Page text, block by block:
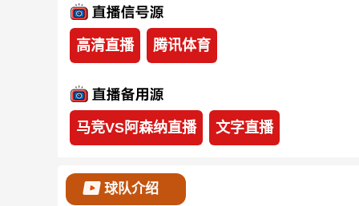
高清直播 腾讯体育
马竞VS阿森纳直播 文字直播
球队介绍